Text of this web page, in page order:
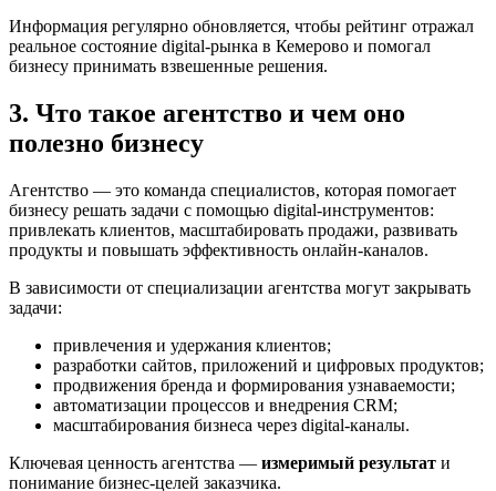
Информация регулярно обновляется, чтобы рейтинг отражал
реальное состояние digital-рынка в Кемерово и помогал
бизнесу принимать взвешенные решения.
3. Что такое агентство и чем оно
полезно бизнесу
Агентство — это команда специалистов, которая помогает
бизнесу решать задачи с помощью digital-инструментов:
привлекать клиентов, масштабировать продажи, развивать
продукты и повышать эффективность онлайн-каналов.
В зависимости от специализации агентства могут закрывать
задачи:
привлечения и удержания клиентов;
разработки сайтов, приложений и цифровых продуктов;
продвижения бренда и формирования узнаваемости;
автоматизации процессов и внедрения CRM;
масштабирования бизнеса через digital-каналы.
Ключевая ценность агентства — измеримый результат и
понимание бизнес-целей заказчика.